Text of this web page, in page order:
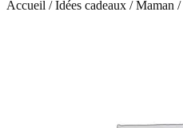
Accueil /Idées cadeaux /Maman /